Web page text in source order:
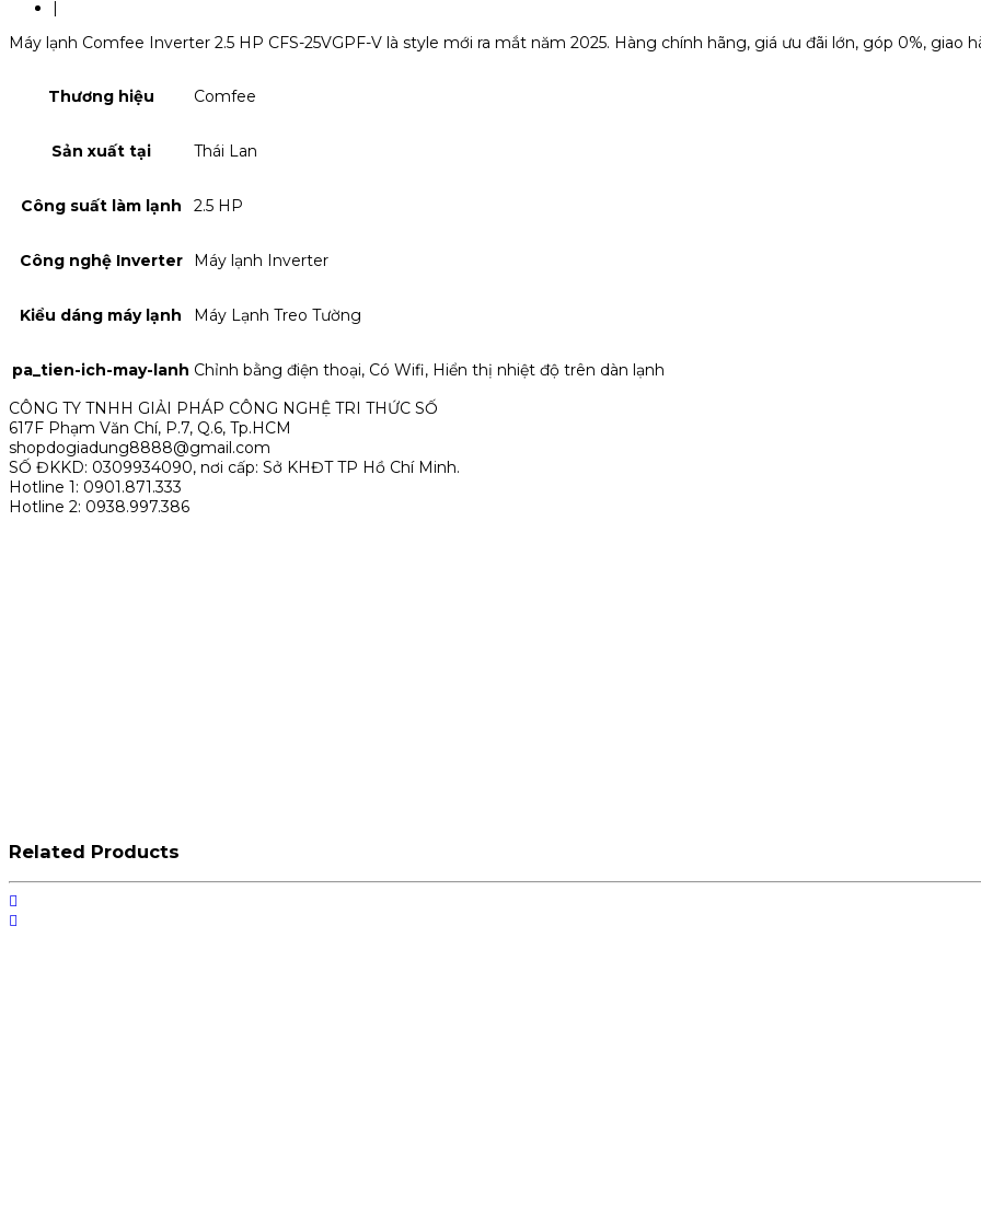
|
Máy lạnh Comfee Inverter 2.5 HP CFS-25VGPF-V là style mới ra mắt năm 2025. Hàng chính hãng, giá ưu đãi lớn, góp 0%, giao
Thương hiệu Comfee
Sản xuất tại Thái Lan
Công suất làm lạnh 2.5 HP
Công nghệ Inverter Máy lạnh Inverter
Kiểu dáng máy lạnh Máy Lạnh Treo Tường
pa_tien-ich-may-lanh Chỉnh bằng điện thoại, Có Wifi, Hiển thị nhiệt độ trên dàn lạnh
CÔNG TY TNHH GIẢI PHÁP CÔNG NGHỆ TRI THỨC SỐ
617F Phạm Văn Chí, P.7, Q.6, Tp.HCM
shopdogiadung8888@gmail.com
SỐ ĐKKD: 0309934090, nơi cấp: Sở KHĐT TP Hồ Chí Minh.
Hotline 1: 0901.871.333
Hotline 2: 0938.997.386
Related Products